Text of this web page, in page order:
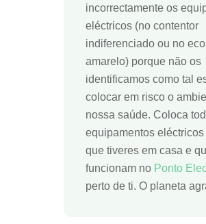
incorrectamente os
eléctricos (no contentor
indiferenciado ou no
amarelo) porque não os
identificamos como tal
colocar em risco o
nossa saúde. Coloca
equipamentos
que tiveres em casa e
funcionam no Ponto
perto de ti. O planeta